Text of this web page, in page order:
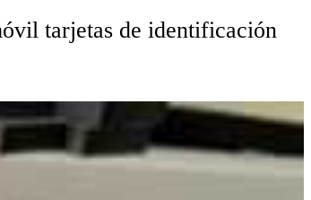
tarjetas de identificación